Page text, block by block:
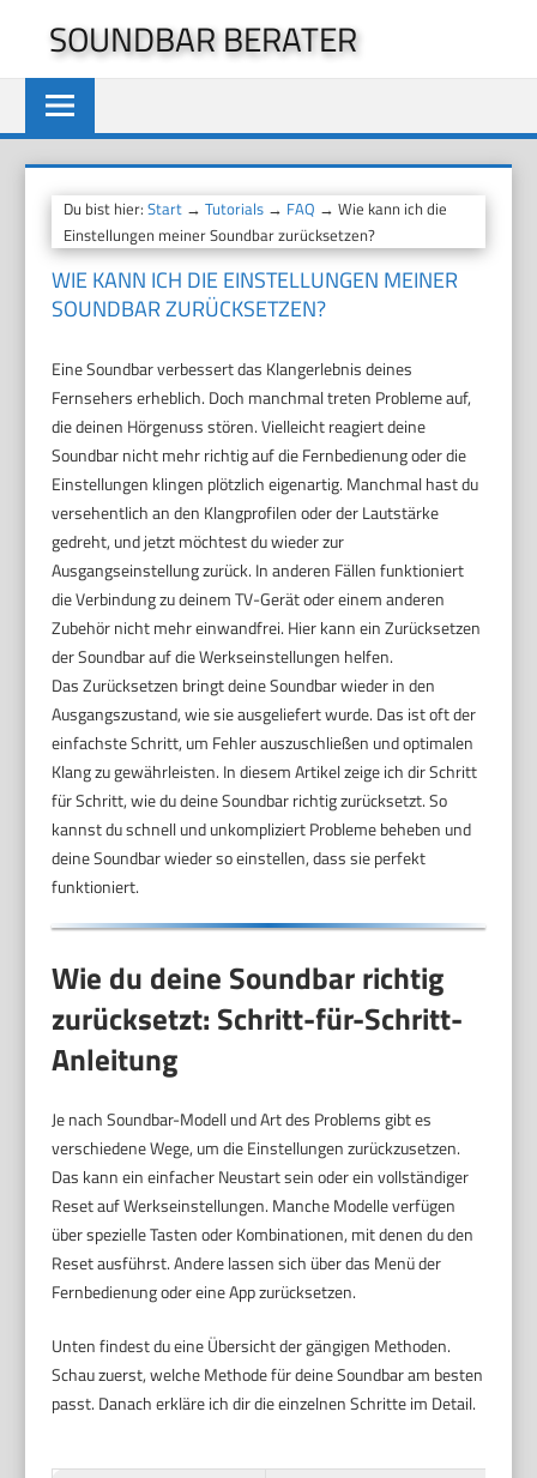
springen
SOUNDBAR BERATER
Du bist hier:Start →Tutorials → FAQ → Wie kann ich die
Einstellungen meiner Soundbar zurücksetzen?
WIE KANN ICH DIE EINSTELLUNGEN MEINER
SOUNDBAR ZURÜCKSETZEN?
Eine Soundbar verbessert das Klangerlebnis deines
Fernsehers erheblich. Doch manchmal treten Probleme auf,
die deinen Hörgenuss stören. Vielleicht reagiert deine
Soundbar nicht mehr richtig auf die Fernbedienung oder die
Einstellungen klingen plötzlich eigenartig. Manchmal hast du
versehentlich an den Klangprofilen oder der Lautstärke
gedreht, und jetzt möchtest du wieder zur
Ausgangseinstellung zurück. In anderen Fällen funktioniert
die Verbindung zu deinem TV-Gerät oder einem anderen
Zubehör nicht mehr einwandfrei. Hier kann ein Zurücksetzen
der Soundbar auf die Werkseinstellungen helfen.
Das Zurücksetzen bringt deine Soundbar wieder in den
Ausgangszustand, wie sie ausgeliefert wurde. Das ist oft der
einfachste Schritt, um Fehler auszuschließen und optimalen
Klang zu gewährleisten. In diesem Artikel zeige ich dir Schritt
für Schritt, wie du deine Soundbar richtig zurücksetzt. So
kannst du schnell und unkompliziert Probleme beheben und
deine Soundbar wieder so einstellen, dass sie perfekt
funktioniert.
Wie du deine Soundbar richtig
zurücksetzt: Schritt-für-Schritt-
Anleitung
Je nach Soundbar-Modell und Art des Problems gibt es
verschiedene Wege, um die Einstellungen zurückzusetzen.
Das kann ein einfacher Neustart sein oder ein vollständiger
Reset auf Werkseinstellungen. Manche Modelle verfügen
über spezielle Tasten oder Kombinationen, mit denen du den
Reset ausführst. Andere lassen sich über das Menü der
Fernbedienung oder eine App zurücksetzen.
Unten findest du eine Übersicht der gängigen Methoden.
Schau zuerst, welche Methode für deine Soundbar am besten
passt. Danach erkläre ich dir die einzelnen Schritte im Detail.